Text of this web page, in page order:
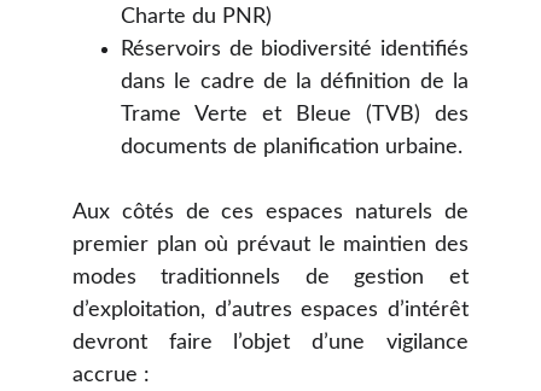
Charte du PNR)
Réservoirs de biodiversité identifiés
dans le cadre de la définition de la
Trame Verte et Bleue (TVB) des
documents de planification urbaine.
Aux côtés de ces espaces naturels de
premier plan où prévaut le maintien des
modes traditionnels de gestion et
d’exploitation, d’autres espaces d’intérêt
devront faire l’objet d’une vigilance
accrue :